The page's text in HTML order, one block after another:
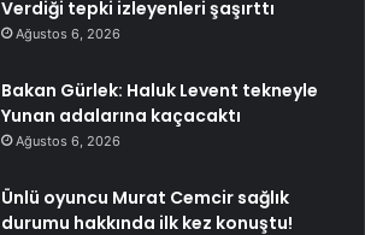
Verdiği tepki izleyenleri şaşırttı
Ağustos 6, 2026
Bakan Gürlek: Haluk Levent tekneyle
Yunan adalarına kaçacaktı
Ağustos 6, 2026
Ünlü oyuncu Murat Cemcir sağlık
durumu hakkında ilk kez konuştu!